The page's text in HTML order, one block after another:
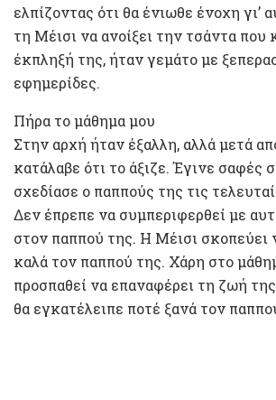
ελπίζοντας ότι θα ένιωθε ένοχη γι’
τη Μέισι να ανοίξει την τσάντα που
έκπληξή της, ήταν γεμάτο με
εφημερίδες.
Πήρα το μάθημα μου
Στην αρχή ήταν έξαλλη, αλλά μετά
κατάλαβε ότι το άξιζε. Έγινε σαφές
σχεδίασε ο παππούς της τις
Δεν έπρεπε να συμπεριφερθεί με
στον παππού της. Η Μέισι σκοπεύει
καλά τον παππού της. Χάρη στο
προσπαθεί να επαναφέρει τη ζωή
θα εγκατέλειπε ποτέ ξανά τον